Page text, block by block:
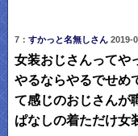
7： すかっと名無しさん 2019-
女装おじさんってや
やるならやるでせめ
て感じのおじさんが
ぱなしの着ただけ女